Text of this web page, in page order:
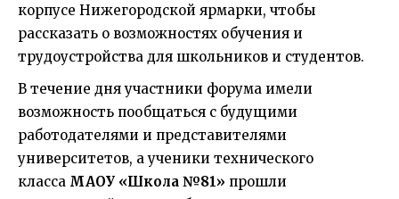
корпусе Нижегородской ярмарки, чтобы
рассказать о возможностях обучения и
трудоустройства для школьников и студентов.
В течение дня участники форума имели
возможность пообщаться с будущими
работодателями и представителями
университетов, а ученики технического
класса МАОУ «Школа №81» прошли